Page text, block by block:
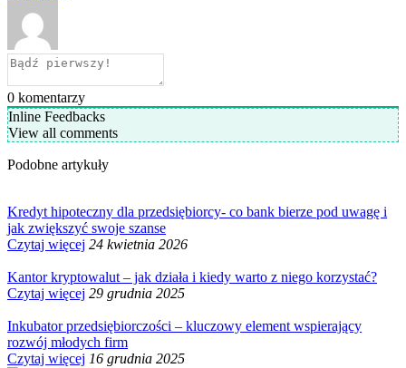
0 komentarzy
Inline Feedbacks
View all comments
Podobne artykuły
Kredyt hipoteczny dla przedsiębiorcy- co bank bierze pod uwagę i
jak zwiększyć swoje szanse
Czytaj więcej 24 kwietnia 2026
Kantor kryptowalut – jak działa i kiedy warto z niego korzystać?
Czytaj więcej 29 grudnia 2025
Inkubator przedsiębiorczości – kluczowy element wspierający
rozwój młodych firm
Czytaj więcej 16 grudnia 2025